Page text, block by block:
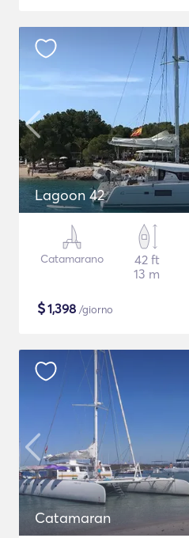
Lagoon 42
Catamarano
42 ft
13 m
$1,398 /giorno
Catamaran